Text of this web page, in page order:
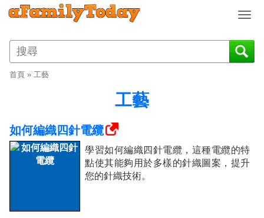
T
g
g
g
a
首頁 » 工藝
工藝
如何編織四針電纜
學習如何編織四針電纜，這種電纜的特
點使其能夠用於多樣的針織圖案，提升
您的針織技術。